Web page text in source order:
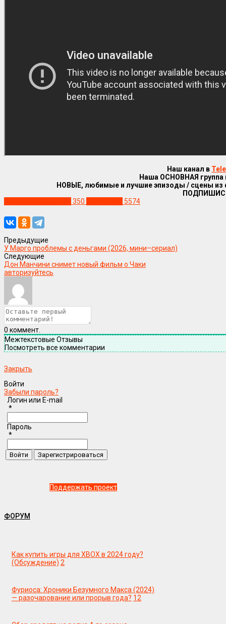
Наш канал в
Наша ОСНОВНАЯ группа
НОВЫЕ, любимые и лучшие эпизоды / сцены
350 5574
Предыдущие
У Марго проблемы с деньгами (2026, мини–сериал)
Следующие
Дон Манчини снимет новый фильм о Чаки
авторизуйтесь
0 коммент.
Межтекстовые Отзывы
Посмотреть все комментарии
Закрыть
Войти
Забыли пароль?
Логин или E-mail
*
Пароль
*
Поддержать проект
ФОРУМ
Как купить игры для XBOX в 2024 году?
(Обсуждение) 2
Фуриоса: Хроники Безумного Макса (2024)
— разочарование или прорыв года? 12